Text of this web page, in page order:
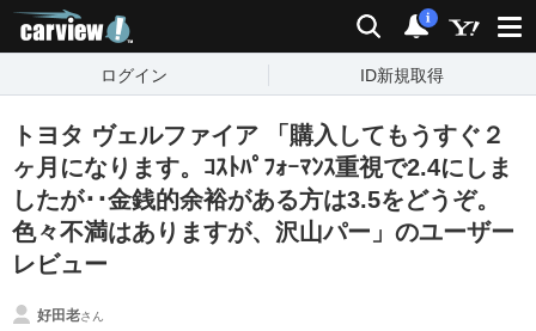
検索 通知
i
ログイン ID新規取得
トヨタ ヴェルファイア 「購入してもうすぐ２
ヶ月になります。ｺｽﾄﾊﾟﾌｫｰﾏﾝｽ重視で2.4にしま
したが･･金銭的余裕がある方は3.5をどうぞ。
色々不満はありますが、沢山パー」のユーザー
レビュー
好田老さん